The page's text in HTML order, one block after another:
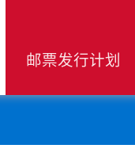
邮票发行计划